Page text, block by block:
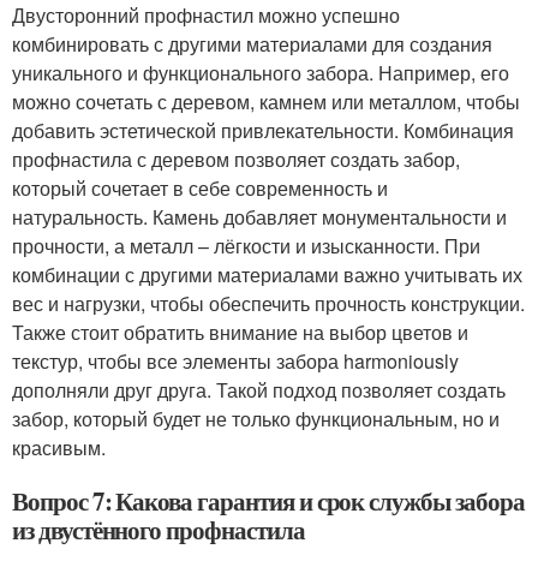
Двусторонний профнастил можно успешно
комбинировать с другими материалами для создания
уникального и функционального забора. Например, его
можно сочетать с деревом, камнем или металлом, чтобы
добавить эстетической привлекательности. Комбинация
профнастила с деревом позволяет создать забор,
который сочетает в себе современность и
натуральность. Камень добавляет монументальности и
прочности, а металл – лёгкости и изысканности. При
комбинации с другими материалами важно учитывать их
вес и нагрузки, чтобы обеспечить прочность конструкции.
Также стоит обратить внимание на выбор цветов и
текстур, чтобы все элементы забора harmoniously
дополняли друг друга. Такой подход позволяет создать
забор, который будет не только функциональным, но и
красивым.
Вопрос 7: Какова гарантия и срок службы забора
из двустённого профнастила